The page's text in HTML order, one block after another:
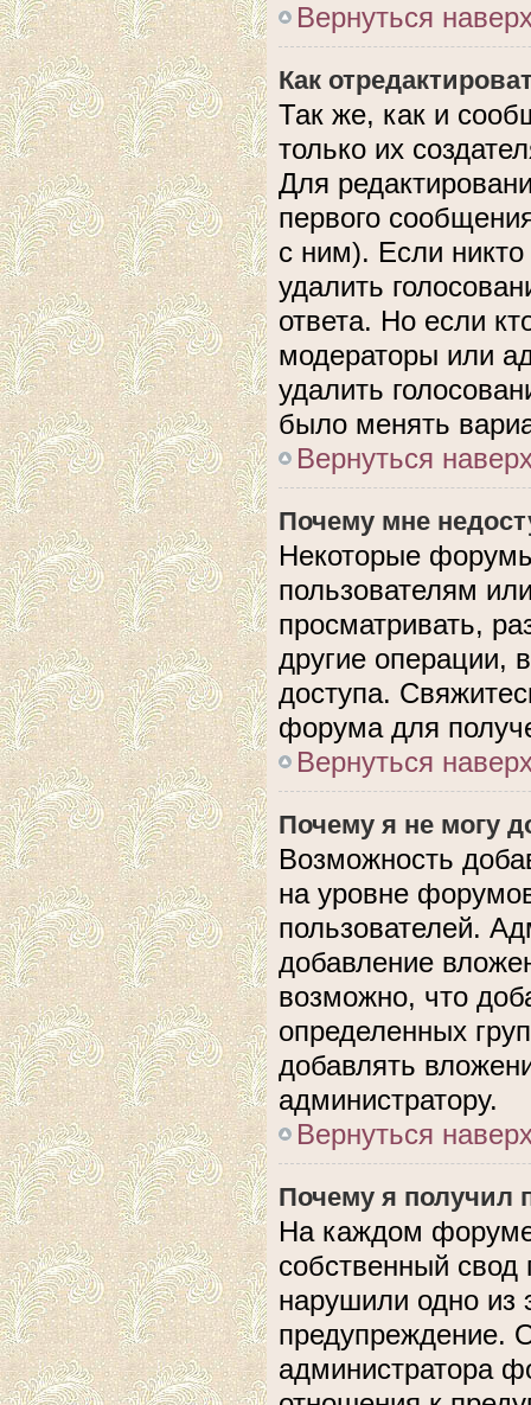
Вернуться
Как
Так же, как и
только их
Для
первого
с ним). Если
удалить
ответа. Но если
модераторы или
удалить
было менять
Вернуться
Почему мне
Некоторые
пользователям
просматривать,
другие операции,
доступа.
форума для
Вернуться
Почему я не могу
Возможность
на уровне
пользователей.
добавление
возможно, что
определенных
добавлять
администратору.
Вернуться
Почему я получил
На каждом
собственный
нарушили одно из
предупреждение.
администратора